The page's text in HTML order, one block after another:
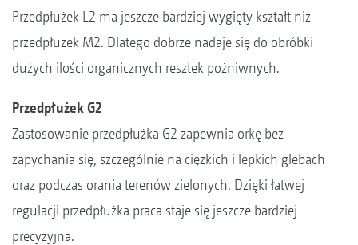
Przedpłużek L2 ma jeszcze bardziej wygięty kształt niż
przedpłużek M2. Dlatego dobrze nadaje się do obróbki
dużych ilości organicznych resztek pożniwnych.
Przedpłużek G2
Zastosowanie przedpłużka G2 zapewnia orkę bez
zapychania się, szczególnie na ciężkich i lepkich glebach
oraz podczas orania terenów zielonych. Dzięki łatwej
regulacji przedpłużka praca staje się jeszcze bardziej
precyzyjna.